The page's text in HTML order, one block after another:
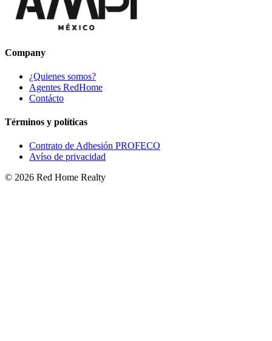
Company
¿Quienes somos?
Agentes RedHome
Contácto
Términos y políticas
Contrato de Adhesión PROFECO
Avíso de privacidad
© 2026 Red Home Realty